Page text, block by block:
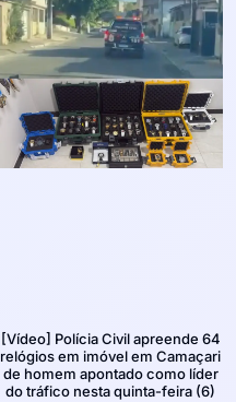
[Vídeo] Polícia Civil apreende 64
relógios em imóvel em Camaçari
de homem apontado como líder
do tráfico nesta quinta-feira (6)